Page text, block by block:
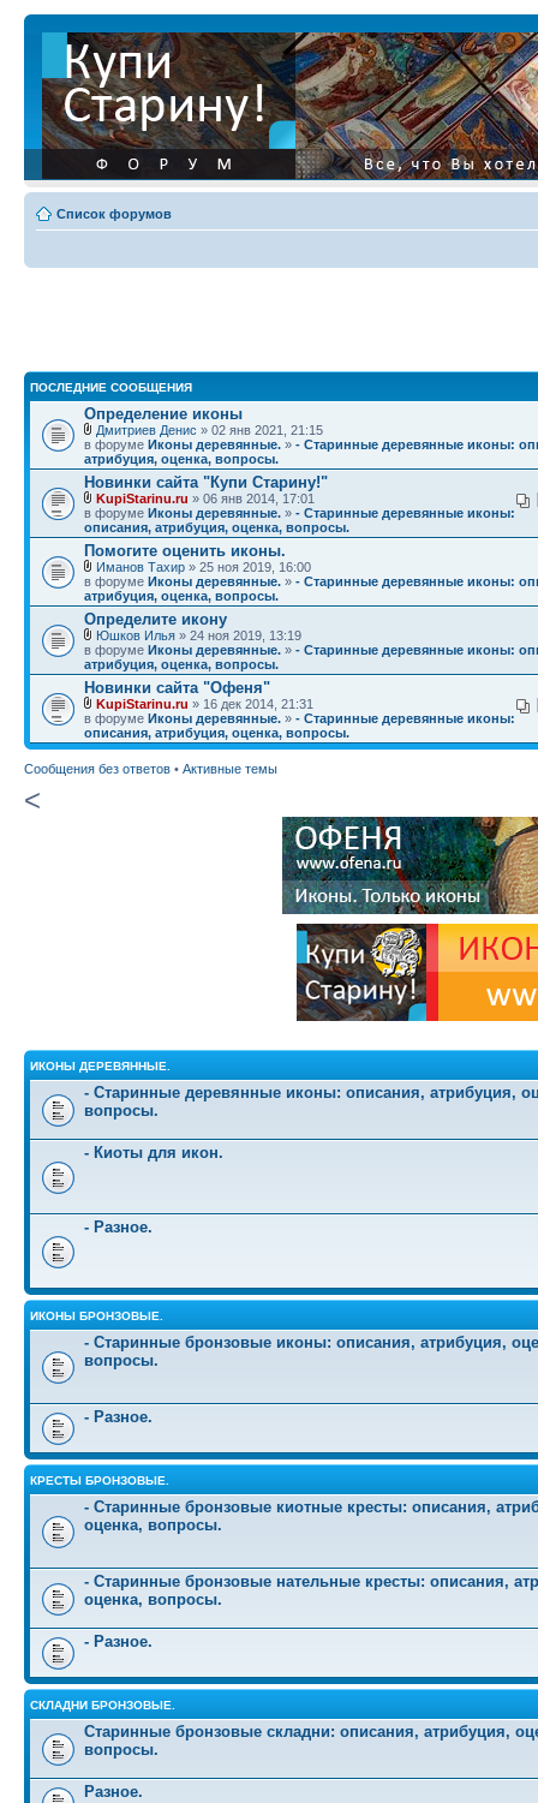
Список форумов
ПОСЛЕДНИЕ СООБЩЕНИЯ
Определение иконы
Дмитриев Денис » 02 янв 2021, 21:15
в форуме Иконы деревянные. » - Старинные деревянные иконы:
атрибуция, оценка, вопросы.
Новинки сайта "Купи Старину!"
KupiStarinu.ru » 06 янв 2014, 17:01
в форуме Иконы деревянные. » - Старинные деревянные иконы:
описания, атрибуция, оценка, вопросы.
Помогите оценить иконы.
Иманов Тахир » 25 ноя 2019, 16:00
в форуме Иконы деревянные. » - Старинные деревянные иконы:
атрибуция, оценка, вопросы.
Определите икону
Юшков Илья » 24 ноя 2019, 13:19
в форуме Иконы деревянные. » - Старинные деревянные иконы:
атрибуция, оценка, вопросы.
Новинки сайта "Офеня"
KupiStarinu.ru » 16 дек 2014, 21:31
в форуме Иконы деревянные. » - Старинные деревянные иконы:
описания, атрибуция, оценка, вопросы.
Сообщения без ответов • Активные темы
<
ИКОНЫ ДЕРЕВЯННЫЕ.
- Старинные деревянные иконы: описания, атрибуция,
вопросы.
- Киоты для икон.
- Разное.
ИКОНЫ БРОНЗОВЫЕ.
- Старинные бронзовые иконы: описания, атрибуция,
вопросы.
- Разное.
КРЕСТЫ БРОНЗОВЫЕ.
- Старинные бронзовые киотные кресты: описания,
оценка, вопросы.
- Старинные бронзовые нательные кресты: описания,
оценка, вопросы.
- Разное.
СКЛАДНИ БРОНЗОВЫЕ.
Старинные бронзовые складни: описания, атрибуция,
вопросы.
Разное.